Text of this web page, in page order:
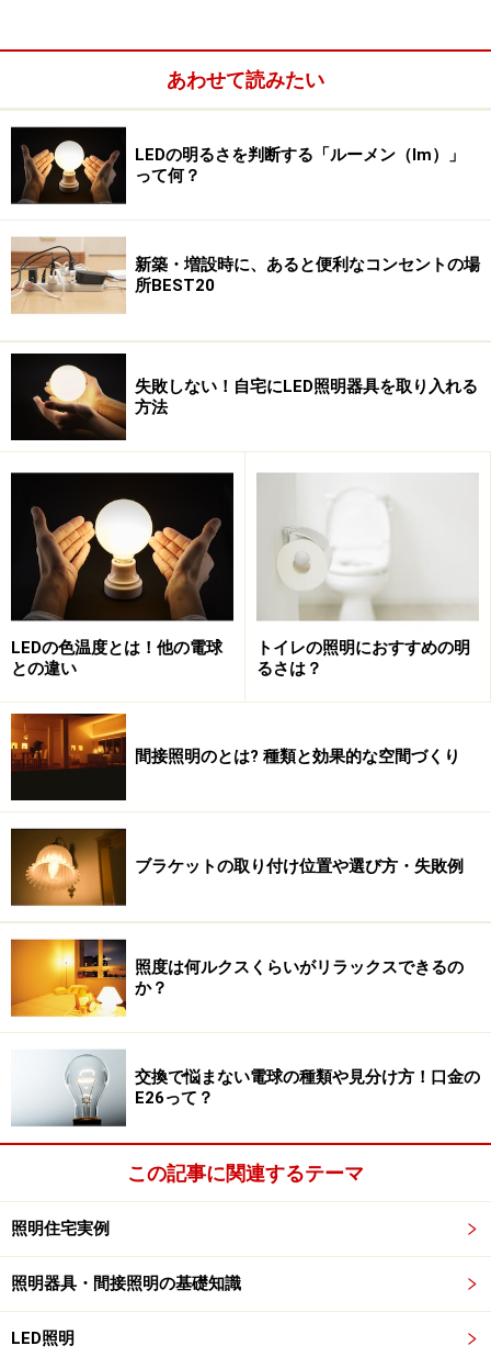
LDKの共有スペースに視線を誘導させるようにしていま
す。吹き抜けには、乳白グローブのペンダント器具を下
げて、夜間でも吹き抜け内が暗くならないようにしてい
ます。
次のページでは「一般住宅にも応用できる照明術」につ
いてご紹介します。
※記事内容は執筆時点のものです。最新の内容をご確認くださ
い。
1/2 次のページへ
あわせて読みたい
LEDの明るさを判断する「ルーメン（lm）」
って何？
新築・増設時に、あると便利なコンセントの場
所BEST20
失敗しない！自宅にLED照明器具を取り入れる
方法
LEDの色温度とは！他の電球
との違い
トイレの照明におすすめの明
るさは？
間接照明のとは? 種類と効果的な空間づくり
ブラケットの取り付け位置や選び方・失敗例
照度は何ルクスくらいがリラックスできるの
か？
交換で悩まない電球の種類や見分け方！口金の
E26って？
この記事に関連するテーマ
照明住宅実例
照明器具・間接照明の基礎知識
LED照明